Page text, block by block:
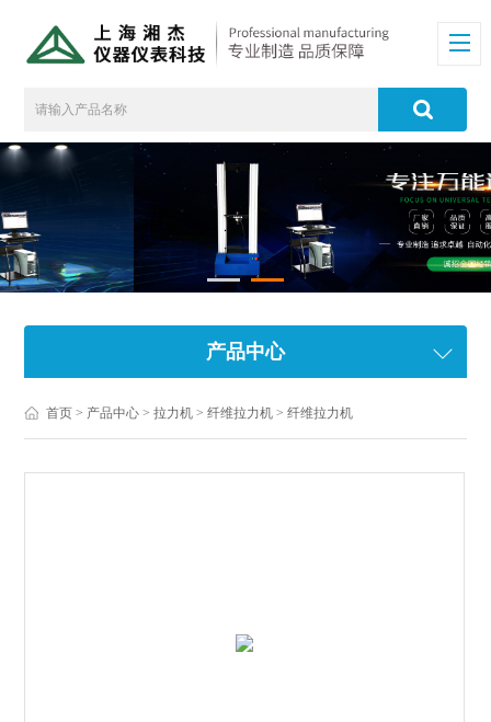
产品中心
首页 > 产品中心 >拉力机 >纤维拉力机 > 纤维拉力机